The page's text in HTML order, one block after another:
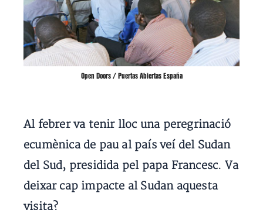
Open Doors / Puertas Abiertas España
Al febrer va tenir lloc una peregrinació
ecumènica de pau al país veí del Sudan
del Sud, presidida pel papa Francesc. Va
deixar cap impacte al Sudan aquesta
visita?